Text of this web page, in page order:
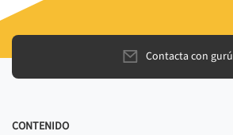
Contacta con gurú
CONTENIDO